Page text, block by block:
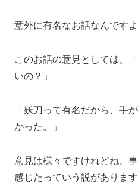
意外に有名なお話なんですよ
このお話の意見としては、
いの？」
「妖刀って有名だから、手
かった。」
意見は様々ですけれどね、
感じたっていう説があります